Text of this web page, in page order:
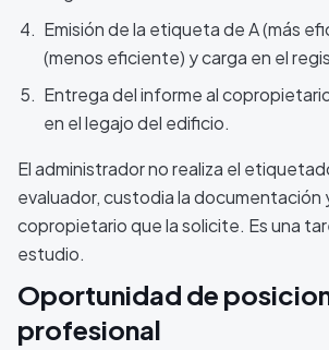
Emisión de la etiqueta de A (más
(menos eficiente) y carga en el
Entrega del informe al
en el legajo del edificio.
El administrador no realiza el
evaluador, custodia la documentación
copropietario que la solicite. Es una
estudio.
Oportunidad de
profesional